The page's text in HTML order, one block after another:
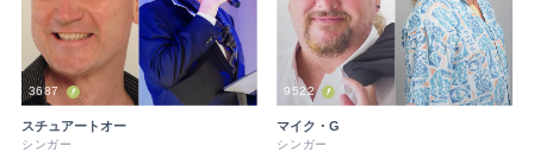
3687
スチュアートオー
シンガー
9522
マイク・G
シンガー